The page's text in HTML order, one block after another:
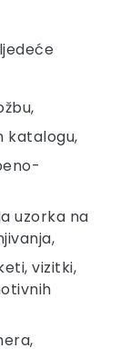
katalogu,
uzorka na
vizitki,